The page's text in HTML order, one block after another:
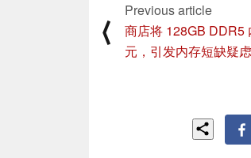
⟨
Previous article
商店将 128GB DDR5
元，引发内存短缺疑虑